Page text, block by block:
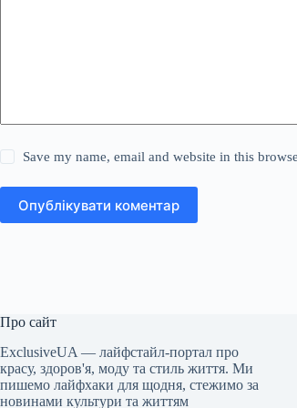
Save my name, email and website in this
Опублікувати коментар
Про сайт
ExclusiveUA — лайфстайл-портал про
красу, здоров'я, моду та стиль життя. Ми
пишемо лайфхаки для щодня, стежимо за
новинами культури та життям